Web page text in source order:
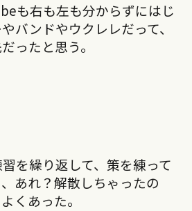
も右も左も分からずにはじ
バンドやウクレレだって、
ったと思う。
を繰り返して、策を練って
あれ？解散しちゃったの
くあった。